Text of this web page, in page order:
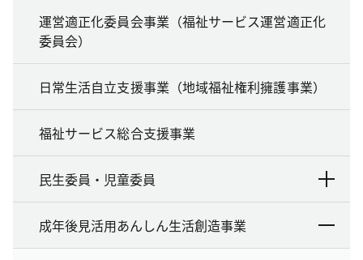
運営適正化委員会事業（福祉サービス運営適正化
委員会）
日常生活自立支援事業（地域福祉権利擁護事業）
福祉サービス総合支援事業
民生委員・児童委員
成年後見活用あんしん生活創造事業